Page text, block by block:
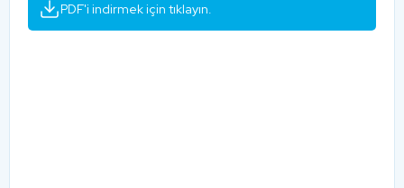
PDF'i indirmek için tıklayın.